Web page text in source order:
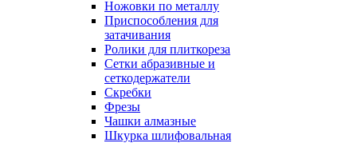
Ножовки по металлу
Приспособления для
затачивания
Ролики для плиткореза
Сетки абразивные и
сеткодержатели
Скребки
Фрезы
Чашки алмазные
Шкурка шлифовальная